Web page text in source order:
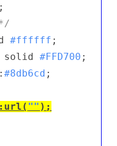
;
#ffffff ;
solid #FFD700 ;
:#8db6cd ;
:url( "" );